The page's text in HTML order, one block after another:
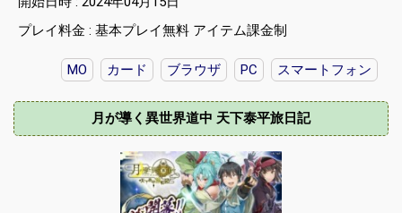
プレイ料金 : 基本プレイ無料 アイテム課金制
MO カード ブラウザ PC スマートフォン
月が導く異世界道中 天下泰平旅日記